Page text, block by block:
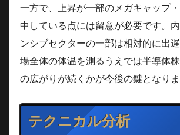
一方で、上昇が一部のメガキャップ
中している点には留意が必要です。
ンシブセクターの一部は相対的に出
場全体の体温を測るうえでは半導体
の広がりが続くかが今後の鍵となりま
テクニカル分析